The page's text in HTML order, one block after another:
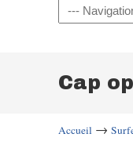
Cap
Accueil →